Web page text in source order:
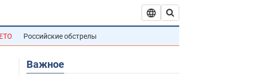
Российские обстрелы
Важное